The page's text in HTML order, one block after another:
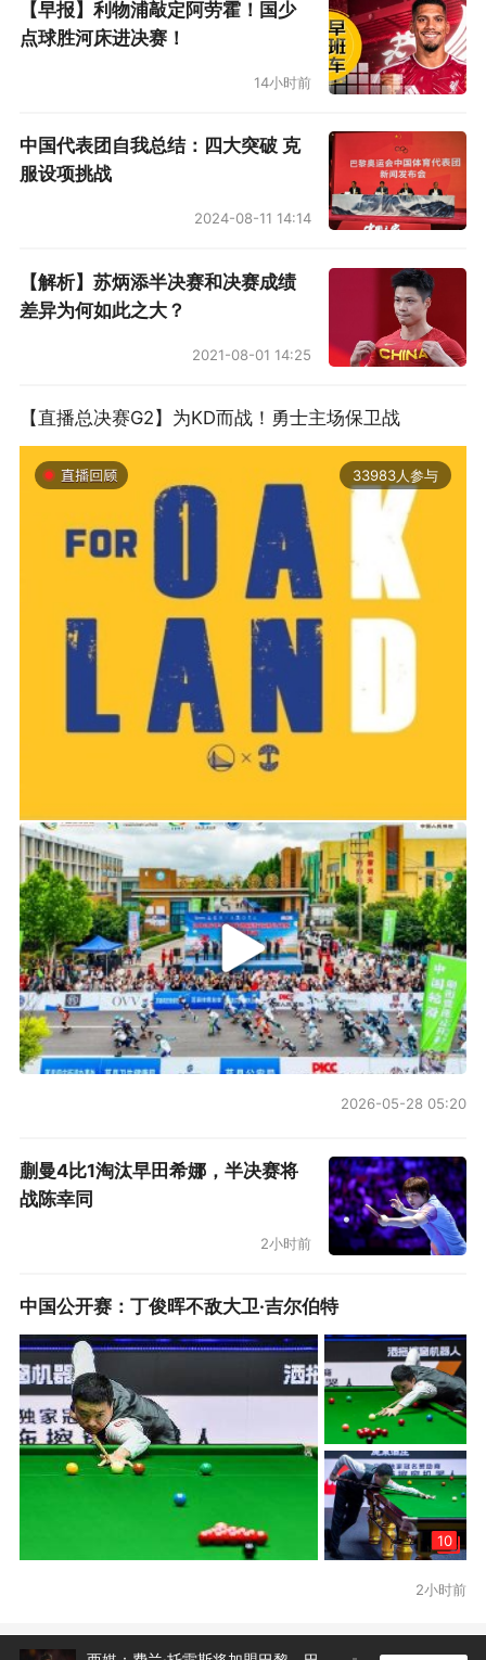
偏，居民楼的窗户就可能遭殃。
作为典型的左翼工人阶级球迷群体，巴列卡诺球
算在西甲几乎垫底，球场设施只能用粗糙二字形
容，一线队中是一众世界多地的纯草根球员，以
及一些皇马、巴萨、毕尔巴鄂竞技等球队青训营
的弃将，以及自家青训培养出的几位球员。虽然
设施比较糟糕，但巴列卡诺的青训在马德里自治
区却是数一数二，庞大的街区人口和孩子们对球
队的巨大归属感，让巴列卡诺始终不缺少好的青
训苗子。
虽然水晶宫同样是伦敦工人阶级的代表球队，但
在欧协杯决赛赛场上，巴列卡诺全队身价只有对
手的五分之一，且水晶宫阵中至少有三名可以出
战接下来的美加墨世界杯的球员：迪恩·亨德森、
马特塔和耶雷米·皮诺，巴列卡诺阵中则只有一个
西斯进入了塞内加尔队名单，其余球员连初选名
单的门都很难摸到，两相对比之下，还得是巴列
卡诺更加“草根”一些。而最终也正是马特塔这位
在人才济济的法国队占据一席之地的锋将为水晶
想。
巴列卡诺的“被降维打击”基本与去年杀入欧协杯
决赛的皇家贝蒂斯如出一辙，在英超豪门切尔西
面前，贝蒂斯挺了60分钟遭到逆转。而这一次巴
列卡诺面对全队总身价五倍于自己的对手，虽然
在一些时刻打出了他们敢打敢拼的特点，但冲击
力远不及英超球队的闪电军团无法制造出太多绝
佳机会，好容易得到了一些机会，也都被遗憾错
失。在对面身价碾压自己的镰田大地和沃顿双中
场面前，闪电也没能展现出作为西甲球队的技术
优势，失利也是在所难免。“草根逆袭”的故事在
【早报】利物浦敲定阿劳霍！国少
点球胜河床进决赛！
14小时前
中国代表团自我总结：四大突破 克
服设项挑战
2024-08-11 14:14
【解析】苏炳添半决赛和决赛成绩
差异为何如此之大？
2021-08-01 14:25
【直播总决赛G2】为KD而战！勇士主场保卫战
33983人参与
2019-06-14 01:03
2026-05-28 05:20
蒯曼4比1淘汰早田希娜，半决赛将
战陈幸同
2小时前
中国公开赛：丁俊晖不敌大卫·吉尔伯特
10
2小时前